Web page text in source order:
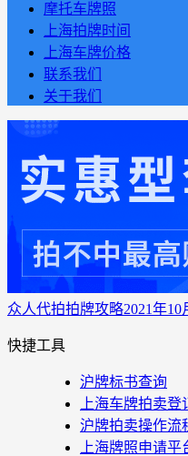
摩托车牌照
上海拍牌时间
上海车牌价格
联系我们
关于我们
众人代拍拍牌攻略2021年
快捷工具
沪牌标书查询
上海车牌拍卖登
沪牌拍卖操作流
上海牌照申请平